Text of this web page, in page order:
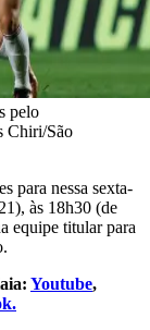
pelo
Chiri/São
para nessa sexta-
às 18h30 (de
equipe titular para
Youtube,